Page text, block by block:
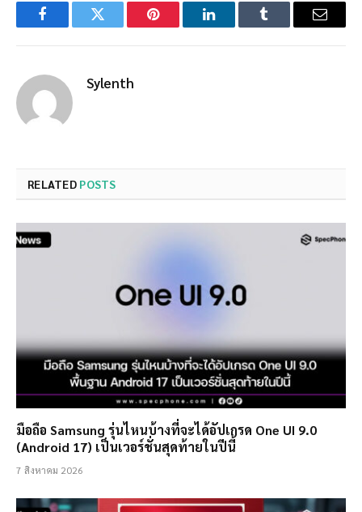
FacebookTwitter Pinterest LinkedInTumblr Email
Sylenth
RELATED POSTS
มือถือ Samsung รุ่นไหนบ้างที่จะได้อัปเกรด One UI 9.0
(Android 17) เป็นเวอร์ชั่นสุดท้ายในปีนี้
7 สิงหาคม 2026